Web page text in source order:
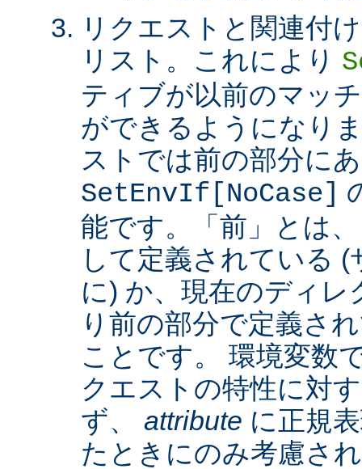
リクエストと関連付
リスト。これにより
ティブが以前のマッ
ができるようになり
ストでは前の部分に
SetEnvIf[NoCase]
能です。「前」とは
して定義されている
に) か、現在のディ
り前の部分で定義さ
ことです。 環境変数
クエストの特性に対
ず、 attribute に正規
たときにのみ考慮さ